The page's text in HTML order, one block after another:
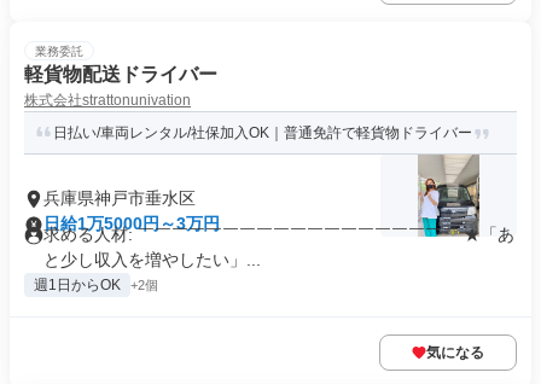
業務委託
軽貨物配送ドライバー
株式会社strattonunivation
日払い/車両レンタル/社保加入OK｜普通免許で軽貨物ドライバー
兵庫県神戸市垂水区
日給1万5000円～3万円
求める人材: ￣￣￣￣￣￣￣￣￣￣￣￣￣￣￣￣￣￣￣ ★「あ
と少し収入を増やしたい」...
週1日からOK +2個
気になる